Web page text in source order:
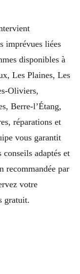
imprévues liées
disponibles à
Les Plaines, Les
Oliviers,
Berre-l’Étang,
réparations et
vous garantit
adaptés et
recommandée par
votre
gratuit.